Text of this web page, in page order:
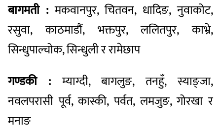
बागमती :मकवानपुर, चितवन, धादिङ, नुवाकोट,
रसुवा, काठमाडौं, भक्तपुर, ललितपुर, काभ्रे,
सिन्धुपाल्चोक, सिन्धुली र रामेछाप
गण्डकी :म्याग्दी, बागलुङ, तनहुँ, स्याङ्जा,
नवलपरासी पूर्व, कास्की, पर्वत, लमजुङ, गोरखा र
मनाङ